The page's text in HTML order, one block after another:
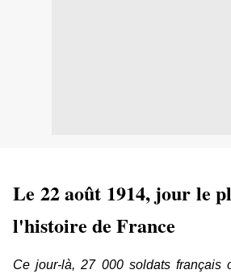
Le 22 août 1914, jour le
l'histoire de France
Ce jour-là, 27 000 soldats français